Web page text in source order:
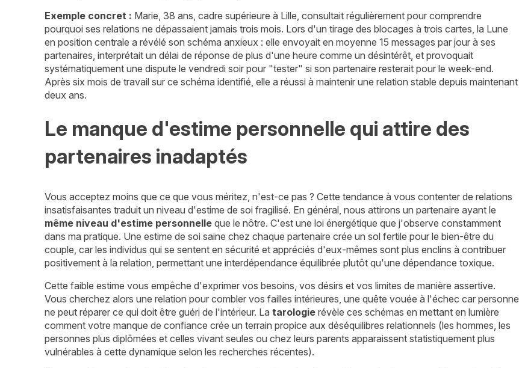
Exemple concret : Marie, 38 ans, cadre supérieure à Lille, consultait régulièrement pour comprendre
pourquoi ses relations ne dépassaient jamais trois mois. Lors d'un tirage des blocages à trois cartes, la Lune
en position centrale a révélé son schéma anxieux : elle envoyait en moyenne 15 messages par jour à ses
partenaires, interprétait un délai de réponse de plus d'une heure comme un désintérêt, et provoquait
systématiquement une dispute le vendredi soir pour "tester" si son partenaire resterait pour le week-end.
Après six mois de travail sur ce schéma identifié, elle a réussi à maintenir une relation stable depuis maintenant
deux ans.
Le manque d'estime personnelle qui attire des
partenaires inadaptés
Vous acceptez moins que ce que vous méritez, n'est-ce pas ? Cette tendance à vous contenter de relations
insatisfaisantes traduit un niveau d'estime de soi fragilisé. En général, nous attirons un partenaire ayant le
même niveau d'estime personnelle que le nôtre. C'est une loi énergétique que j'observe constamment
dans ma pratique. Une estime de soi saine chez chaque partenaire crée un sol fertile pour le bien-être du
couple, car les individus qui se sentent en sécurité et appréciés d'eux-mêmes sont plus enclins à contribuer
positivement à la relation, permettant une interdépendance équilibrée plutôt qu'une dépendance toxique.
Cette faible estime vous empêche d'exprimer vos besoins, vos désirs et vos limites de manière assertive.
Vous cherchez alors une relation pour combler vos failles intérieures, une quête vouée à l'échec car personne
ne peut réparer ce qui doit être guéri de l'intérieur. Latarologie révèle ces schémas en mettant en lumière
comment votre manque de confiance crée un terrain propice aux déséquilibres relationnels (les hommes, les
personnes plus diplômées et celles vivant seules ou chez leurs parents apparaissent statistiquement plus
vulnérables à cette dynamique selon les recherches récentes).